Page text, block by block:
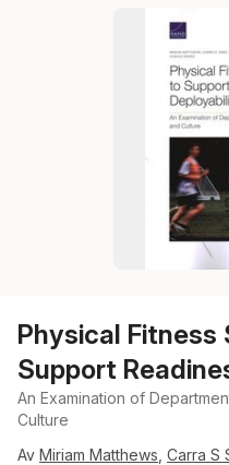
Physical
Support
An Examination of
Culture
Av Miriam Matthews Carra S